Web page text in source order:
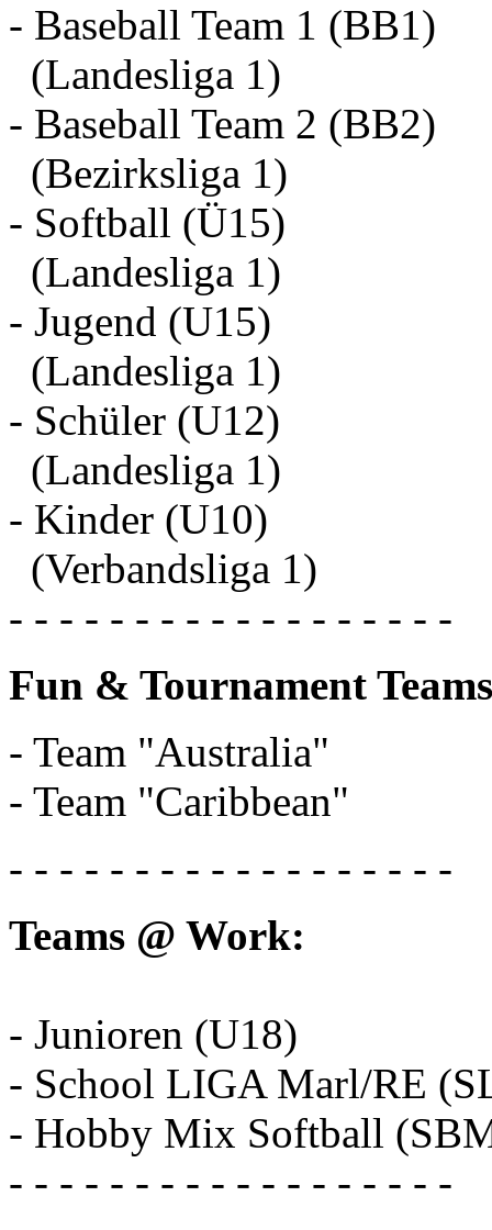
- Baseball Team 1 (BB1)
(Landesliga 1)
- Baseball Team 2 (BB2)
(Bezirksliga 1)
- Softball (Ü15)
(Landesliga 1)
- Jugend (U15)
(Landesliga 1)
- Schüler (U12)
(Landesliga 1)
- Kinder (U10)
(Verbandsliga 1)
- - - - - - - - - - - - - - - - - -
Fun & Tournament
- Team "Australia"
- Team "Caribbean"
- - - - - - - - - - - - - - - - - -
Teams @ Work:
- Junioren (U18)
- School LIGA Marl/RE
- Hobby Mix Softball
- - - - - - - - - - - - - - - - - -